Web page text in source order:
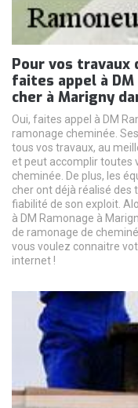
Pour vos travaux
faites appel à
cher à Marigny
Oui, faites appel à DM
ramonage cheminée.
tous vos travaux, au
et peut accomplir toutes
cheminée. De plus, les
cher ont déjà réalisé des
fiabilité de son exploit.
à DM Ramonage à
de ramonage de
vous voulez connaitre
internet !